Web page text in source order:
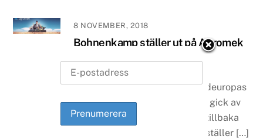
8 NOVEMBER, 2018
Bohnenkamp ställer ut på Agromek
jordbruksmässa
Det är nästan två år sedan Nordeuropas
största jordbruksmässa senast gick av
stapeln, och nu när mässan är tillbaka
igen är Bohnenkamp med och ställer […]